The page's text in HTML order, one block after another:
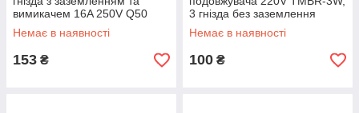
вимикачем 16A 250V Q50
Немає в наявності
153 ₴
3 гнізда без заземлення
Q200
Немає в наявності
100 ₴